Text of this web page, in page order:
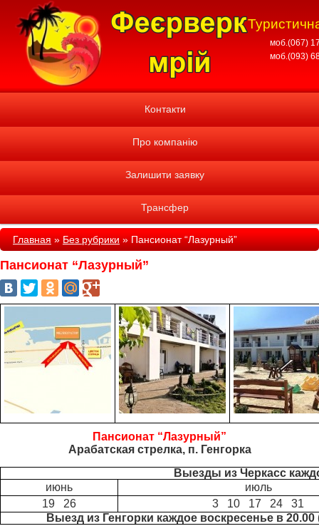
моб.(067)
моб.(093)
Контакти
Про компанію
Залишити заявку
Трансфер
Главная»Без рубрики»Пансионат “Лазурный”
Пансионат “Лазурный”
Пансионат “Лазурный”
Арабатская стрелка, п. Генгорка
Выезды из Черкасс
июнь
июль
19 26
3 10 17 24 31
Выезд из Генгорки каждое воскресенье в